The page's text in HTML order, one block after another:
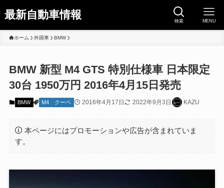
最新自動車情報 検索 MENU
ホーム 外国車 BMW
BMW 新型 M4 GTS 特別仕様車 日本限定
30台 1950万円 2016年4月15日発売
BMW M4 クーペ 2016年4月17日 2022年9月3日 KAZU
本ページにはプロモーションや広告が含まれていま
す。